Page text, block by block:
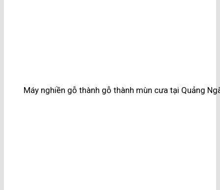
Máy nghiền gỗ thành gỗ thành mùn cưa tại Quảng